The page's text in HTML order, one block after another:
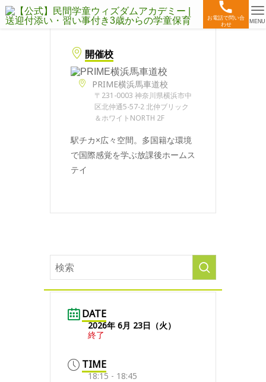
お電話で問い合
わせ
MENU
開催校
PRIME横浜馬車道校
〒231-0003 神奈川県横浜市中
区北仲通5-57-2 北仲ブリック
＆ホワイトNORTH 2F
駅チカ×広々空間。多国籍な環境
で国際感覚を学ぶ放課後ホームス
テイ
DATE
2026年 6月 23日（火）
終了
TIME
18:15 - 18:45